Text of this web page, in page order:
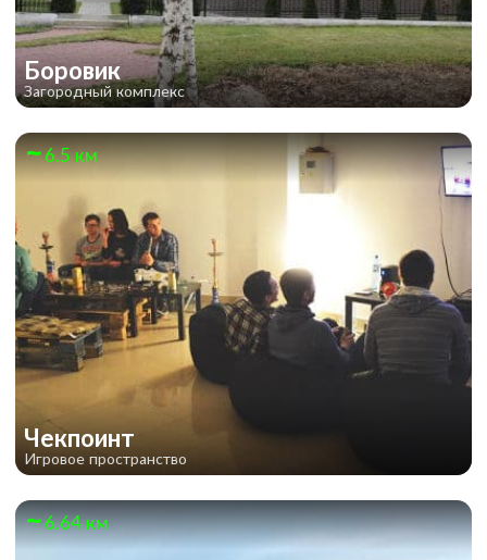
Боровик
Загородный комплекс
6.5 км
Чекпоинт
Игровое пространство
6.64 км